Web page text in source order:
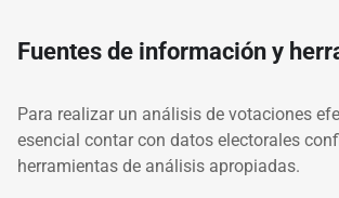
Fuentes de información y
Para realizar un análisis de votaciones
esencial contar con datos electorales
herramientas de análisis apropiadas.